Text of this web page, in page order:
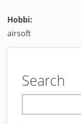
Hobbi:
airsoft
Search